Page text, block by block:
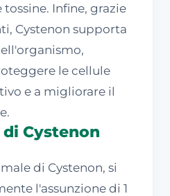
Infine, grazie
Cystenon supporta
le cellule
e a migliorare il
Cystenon
di Cystenon, si
l'assunzione di 1